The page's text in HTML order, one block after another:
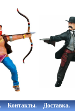
Контакты. Доставка.